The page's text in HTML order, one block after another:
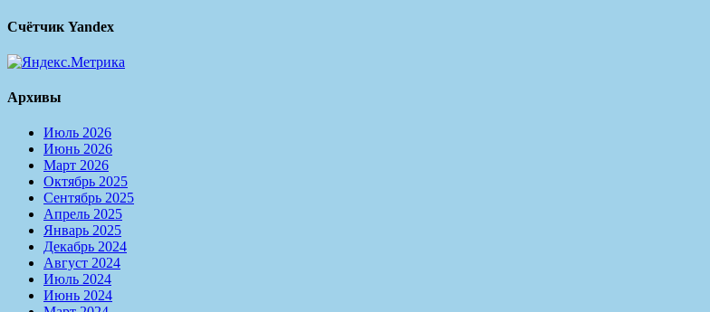
Счётчик Yandex
Архивы
Июль 2026
Июнь 2026
Март 2026
Октябрь 2025
Сентябрь 2025
Апрель 2025
Январь 2025
Декабрь 2024
Август 2024
Июль 2024
Июнь 2024